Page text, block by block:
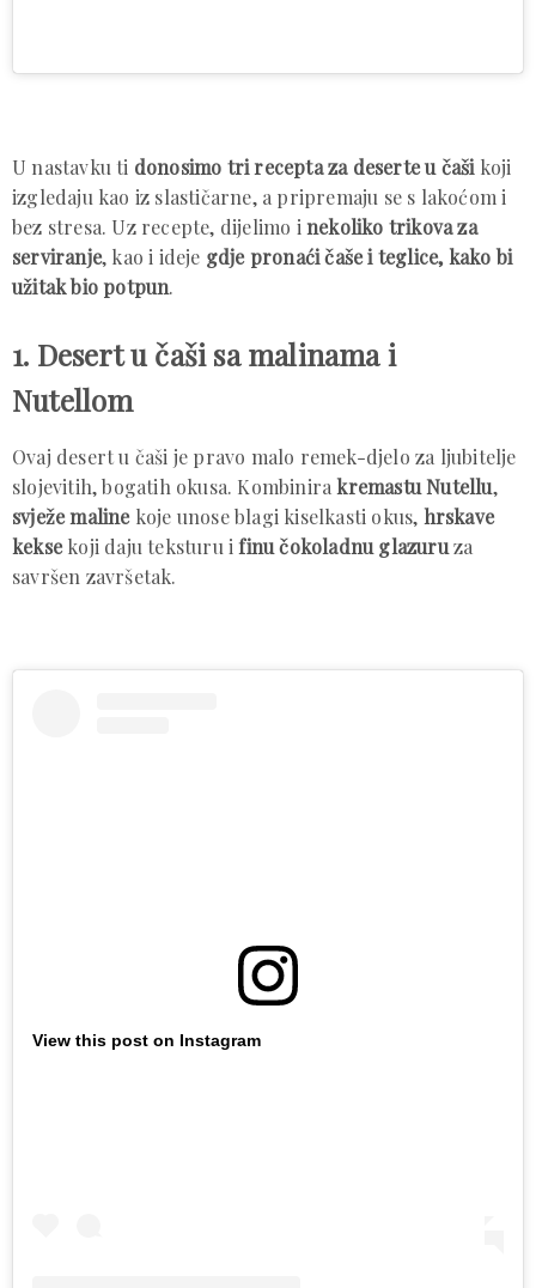
U nastavku ti donosimo tri recepta za deserte u čaši koji
izgledaju kao iz slastičarne, a pripremaju se s lakoćom i
bez stresa. Uz recepte, dijelimo i nekoliko trikova za
serviranje, kao i ideje gdje pronaći čaše i teglice, kako bi
užitak bio potpun.
1. Desert u čaši sa malinama i
Nutellom
Ovaj desert u čaši je pravo malo remek-djelo za ljubitelje
slojevitih, bogatih okusa. Kombinirakremastu Nutellu,
svježe malinekoje unose blagi kiselkasti okus, hrskave
keksekoji daju teksturu ifinu čokoladnu glazuruza
savršen završetak.
View this post on Instagram